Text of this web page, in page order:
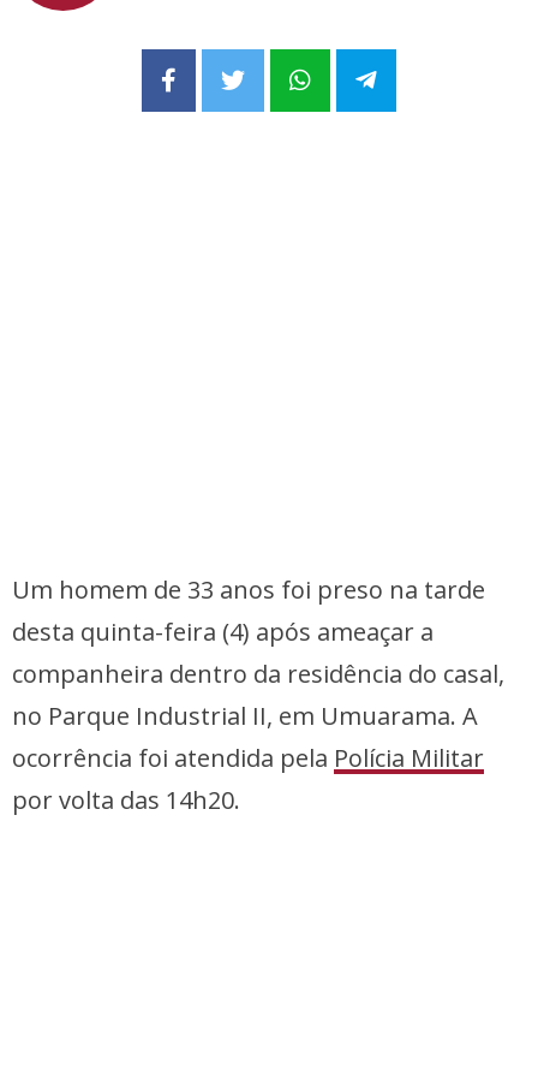
Um homem de 33 anos foi preso na tarde
desta quinta-feira (4) após ameaçar a
companheira dentro da residência do casal,
no Parque Industrial II, em Umuarama. A
ocorrência foi atendida pela Polícia Militar
por volta das 14h20.